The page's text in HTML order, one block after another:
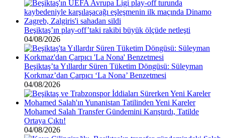
Beşiktaş’ın play-off’taki rakibi büyük ölçüde netleşti
04/08/2026
Beşiktaş’ta Yıllardır Süren Tüketim Döngüsü: Süleyman
Korkmaz’dan Çarpıcı ‘La Nona’ Benzetmesi
04/08/2026
Mohamed Salah Transfer Gündemini Karıştırdı, Tatilde
Ortaya Çıktı!
04/08/2026